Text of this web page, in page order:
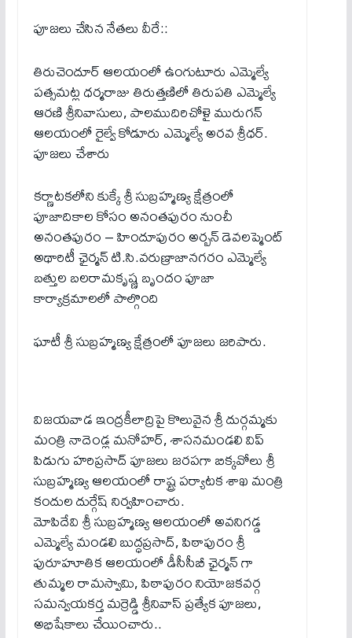
పూజలు చేసిన నేతలు వీరే::
తిరుచెందూర్ ఆలయంలో ఉంగుటూరు ఎమ్మెల్యే
పత్సమట్ల ధర్మరాజు తిరుత్తణిలో తిరుపతి ఎమ్మెల్యే
ఆరణి శ్రీనివాసులు, పాలముదిరిచోళై మురుగన్
ఆలయంలో రైల్వే కోడూరు ఎమ్మెల్యే అరవ శ్రీధర్.
పూజ‌లు చేశారు
కర్ణాటకలోని కుక్కే శ్రీ సుబ్రహ్మణ్య క్షేత్రంలో
పూజాదికాల కోసం అనంతపురం నుంచీ
అనంతపురం – హిందూపురం అర్బన్ డెవలప్మెంట్
అథారిటీ ఛైర్మన్ టి.సి.వరుణ్రాజానగరం ఎమ్మెల్యే
బత్తుల బలరామకృష్ణ బృందం పూజా
కార్యాక్ర‌మాల‌లో పాల్గొంది
ఘాటీ శ్రీ సుబ్రహ్మణ్య క్షేత్రంలో పూజలు జ‌రిపారు.
విజయవాడ ఇంద్రకీలాద్రిపై కొలువైన శ్రీ దుర్గమ్మకు
మంత్రి నాదెండ్ల మనోహర్, శాసనమండలి విప్
పిడుగు హరిప్రసాద్ పూజలు జ‌ర‌ప‌గా బిక్కవోలు శ్రీ
సుబ్రహ్మణ్య ఆలయంలో రాష్ట్ర పర్యాటక శాఖ మంత్రి
కందుల దుర్గేష్ నిర్వ‌హించారు.
మోపిదేవి శ్రీ సుబ్రహ్మణ్య ఆలయంలో అవనిగడ్డ
ఎమ్మెల్యే మండలి బుద్ధప్రసాద్, పిఠాపురం శ్రీ
పురూహూతిక ఆలయంలో డీసీసీబీ ఛైర్మన్ గా
తుమ్మల రామస్వామి, పిఠాపురం నియోజకవర్గ
సమన్వయకర్త మర్రెడ్డి శ్రీనివాస్ ప్ర‌త్యేక పూజ‌లు,
అభిషేకాలు చేయించారు..